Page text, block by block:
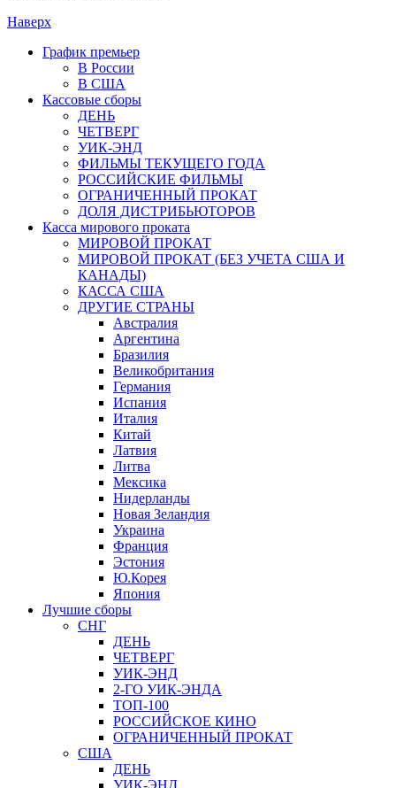
Наверх
График премьер
В России
В США
Кассовые сборы
ДЕНЬ
ЧЕТВЕРГ
УИК-ЭНД
ФИЛЬМЫ ТЕКУЩЕГО ГОДА
РОССИЙСКИЕ ФИЛЬМЫ
ОГРАНИЧЕННЫЙ ПРОКАТ
ДОЛЯ ДИСТРИБЬЮТОРОВ
Касса мирового проката
МИРОВОЙ ПРОКАТ
МИРОВОЙ ПРОКАТ (БЕЗ УЧЕТА США И
КАНАДЫ)
КАССА США
ДРУГИЕ СТРАНЫ
Австралия
Аргентина
Бразилия
Великобритания
Германия
Испания
Италия
Китай
Латвия
Литва
Мексика
Нидерланды
Новая Зеландия
Украина
Франция
Эстония
Ю.Корея
Япония
Лучшие сборы
СНГ
ДЕНЬ
ЧЕТВЕРГ
УИК-ЭНД
2-ГО УИК-ЭНДА
ТОП-100
РОССИЙСКОЕ КИНО
ОГРАНИЧЕННЫЙ ПРОКАТ
США
ДЕНЬ
УИК-ЭНД